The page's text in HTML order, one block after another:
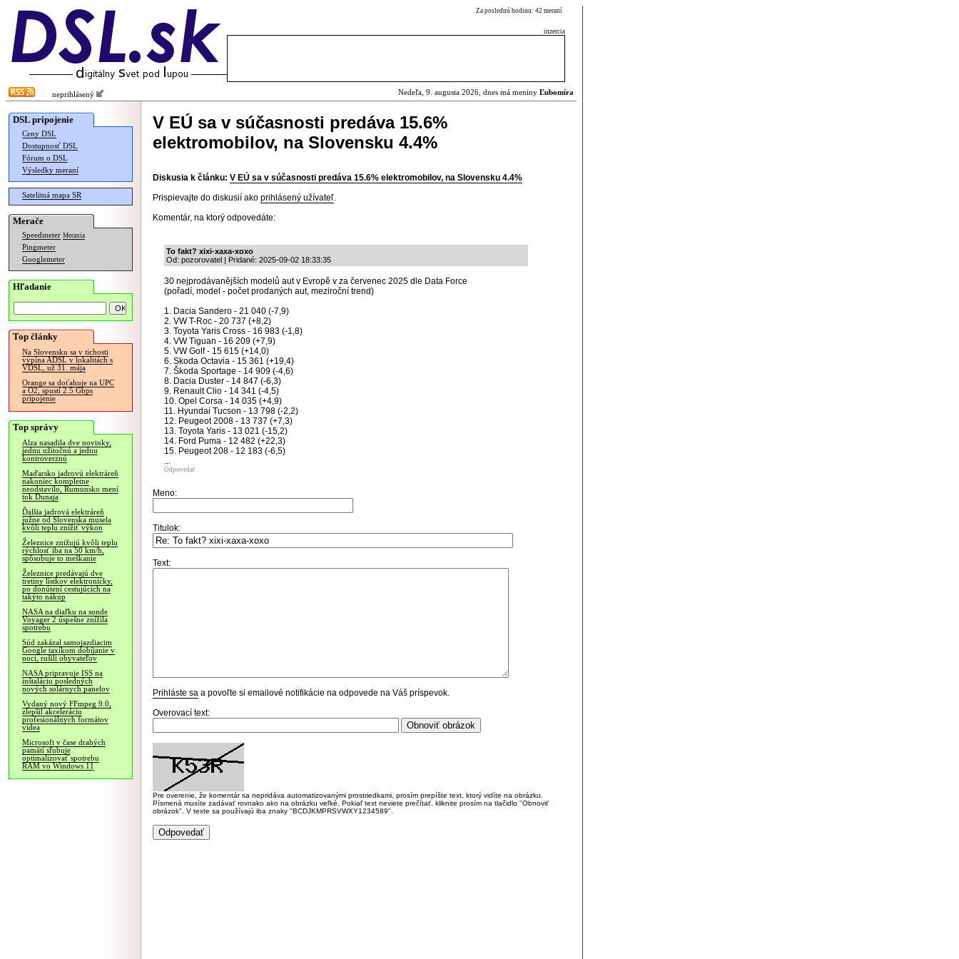
Za poslednú hodinu: 42 meraní
inzercia
neprihlásený Nedeľa, 9. augusta 2026, dnes má meniny Ľubomíra
DSL pripojenie
Ceny DSL
Dostupnosť DSL
Fórum o DSL
Výsledky meraní
Satelitná mapa SR
Merače
Speedmeter Merania
Pingmeter
Googlemeter
Hľadanie
Top články
Na Slovensku sa v tichosti
vypína ADSL v lokalitách s
VDSL, už 31. mája
Orange sa doťahuje na UPC
a O2, spustí 2.5 Gbps
pripojenie
Top správy
Alza nasadila dve novinky,
jednu užitočnú a jednu
kontroverznú
Maďarsko jadrovú elektráreň
nakoniec kompletne
neodstavilo, Rumunsko mení
tok Dunaja
Ďalšia jadrová elektráreň
južne od Slovenska musela
kvôli teplu znížiť výkon
Železnice znižujú kvôli teplu
rýchlosť iba na 50 km/h,
spôsobuje to meškanie
Železnice predávajú dve
tretiny lístkov elektronicky,
po donútení cestujúcich na
takýto nákup
NASA na diaľku na sonde
Voyager 2 úspešne znížila
spotrebu
Súd zakázal samojazdiacim
Google taxíkom dobíjanie v
noci, rušili obyvateľov
NASA pripravuje ISS na
inštaláciu posledných
nových solárnych panelov
Vydaný nový FFmpeg 9.0,
zlepšil akceleráciu
profesionálnych formátov
videa
Microsoft v čase drahých
pamätí sľubuje
optimalizovať spotrebu
RAM vo Windows 11
V EÚ sa v súčasnosti predáva 15.6%
elektromobilov, na Slovensku 4.4%
Diskusia k článku: V EÚ sa v súčasnosti predáva 15.6% elektromobilov, na Slovensku 4.4%
Prispievajte do diskusií ako prihlásený užívateľ.
Komentár, na ktorý odpovedáte:
To fakt? xixi-xaxa-xoxo
Od: pozorovatel | Pridané: 2025-09-02 18:33:35
30 nejprodávanějších modelů aut v Evropě v za červenec 2025 dle Data Force
(pořadí, model - počet prodaných aut, meziroční trend)
1. Dacia Sandero - 21 040 (-7,9)
2. VW T-Roc - 20 737 (+8,2)
3. Toyota Yaris Cross - 16 983 (-1,8)
4. VW Tiguan - 16 209 (+7,9)
5. VW Golf - 15 615 (+14,0)
6. Skoda Octavia - 15 361 (+19,4)
7. Škoda Sportage - 14 909 (-4,6)
8. Dacia Duster - 14 847 (-6,3)
9. Renault Clio - 14 341 (-4,5)
10. Opel Corsa - 14 035 (+4,9)
11. Hyundai Tucson - 13 798 (-2,2)
12. Peugeot 2008 - 13 737 (+7,3)
13. Toyota Yaris - 13 021 (-15,2)
14. Ford Puma - 12 482 (+22,3)
15. Peugeot 208 - 12 183 (-6,5)
...
Odpovedať
Meno:
Titulok:
Text:
Prihláste sa a povoľte si emailové notifikácie na odpovede na Váš príspevok.
Overovací text:
Pre overenie, že komentár sa nepridáva automatizovanými prostriedkami, prosím prepíšte text, ktorý vidíte na obrázku.
Písmená musíte zadávať rovnako ako na obrázku veľké. Pokiaľ text neviete prečítať, kliknite prosím na tlačidlo "Obnoviť
obrázok". V texte sa používajú iba znaky "BCDJKMPRSVWXY1234589".